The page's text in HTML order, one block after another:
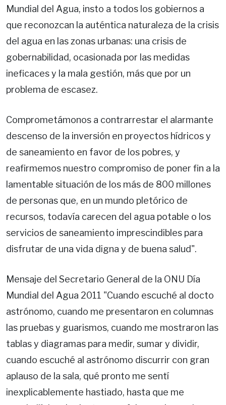
Mundial del Agua, insto a todos los gobiernos a
que reconozcan la auténtica naturaleza de la crisis
del agua en las zonas urbanas: una crisis de
gobernabilidad, ocasionada por las medidas
ineficaces y la mala gestión, más que por un
problema de escasez.
Comprometámonos a contrarrestar el alarmante
descenso de la inversión en proyectos hídricos y
de saneamiento en favor de los pobres, y
reafirmemos nuestro compromiso de poner fin a la
lamentable situación de los más de 800 millones
de personas que, en un mundo pletórico de
recursos, todavía carecen del agua potable o los
servicios de saneamiento imprescindibles para
disfrutar de una vida digna y de buena salud".
Mensaje del Secretario General de la ONU Día
Mundial del Agua 2011 "Cuando escuché al docto
astrónomo, cuando me presentaron en columnas
las pruebas y guarismos, cuando me mostraron las
tablas y diagramas para medir, sumar y dividir,
cuando escuché al astrónomo discurrir con gran
aplauso de la sala, qué pronto me sentí
inexplicablemente hastiado, hasta que me